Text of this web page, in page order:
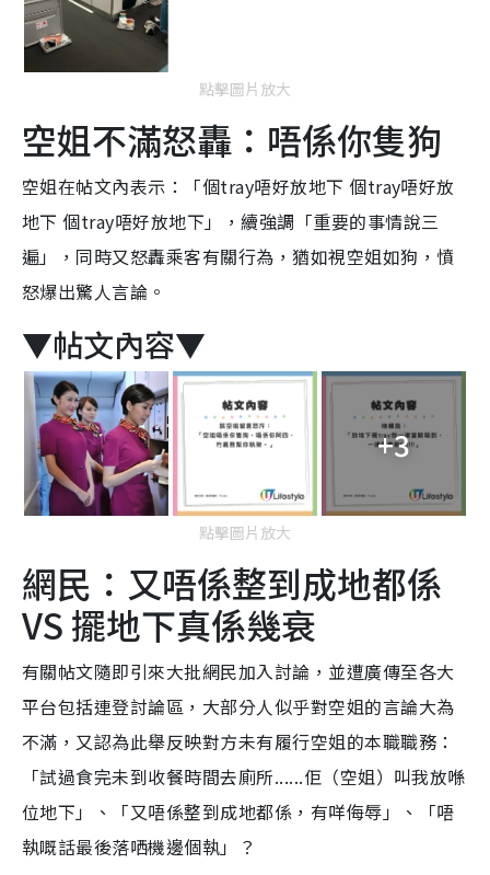
點擊圖片放大
空姐不滿怒轟：唔係你隻狗
空姐在帖文內表示：「個tray唔好放地下 個tray唔好放
地下 個tray唔好放地下」，續強調「重要的事情說三
遍」，同時又怒轟乘客有關行為，猶如視空姐如狗，憤
怒爆出驚人言論。
▼帖文內容▼
+3
點擊圖片放大
網民：又唔係整到成地都係
VS 擺地下真係幾衰
有關帖文隨即引來大批網民加入討論，並遭廣傳至各大
平台包括連登討論區，大部分人似乎對空姐的言論大為
不滿，又認為此舉反映對方未有履行空姐的本職職務：
「試過食完未到收餐時間去廁所......佢（空姐）叫我放喺
位地下」、「又唔係整到成地都係，有咩侮辱」、「唔
執嘅話最後落哂機邊個執」？